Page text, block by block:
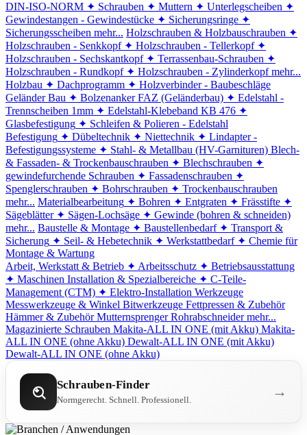
DIN-ISO-NORM ✦ Schrauben ✦ Muttern ✦ Unterlegscheiben ✦
Gewindestangen - Gewindestücke ✦ Sicherungsringe ✦
Sicherungsscheiben mehr... Holzschrauben & Holzbauschrauben ✦
Holzschrauben - Senkkopf ✦ Holzschrauben - Tellerkopf ✦
Holzschrauben - Sechskantkopf ✦ Terrassenbau-Schrauben ✦
Holzschrauben - Rundkopf ✦ Holzschrauben - Zylinderkopf mehr...
Holzbau ✦ Dachprogramm ✦ Holzverbinder - Baubeschläge
Geländer Bau ✦ Bolzenanker FAZ (Geländerbau) ✦ Edelstahl -
Trennscheiben 1mm ✦ Edelstahl-Klebeband KB 476 ✦
Glasbefestigung ✦ Schleifen & Polieren - Edelstahl
Befestigung ✦ Dübeltechnik ✦ Niettechnik ✦ Lindapter -
Befestigungssysteme ✦ Stahl- & Metallbau (HV-Garnituren) Blech-
& Fassaden- & Trockenbauschrauben ✦ Blechschrauben ✦
gewindefurchende Schrauben ✦ Fassadenschrauben ✦
Spenglerschrauben ✦ Bohrschrauben ✦ Trockenbauschrauben
mehr... Materialbearbeitung ✦ Bohren ✦ Entgraten ✦ Frässtifte ✦
Sägeblätter ✦ Sägen-Lochsäge ✦ Gewinde (bohren & schneiden)
mehr... Baustelle & Montage ✦ Baustellenbedarf ✦ Transport &
Sicherung ✦ Seil- & Hebetechnik ✦ Werkstattbedarf ✦ Chemie für
Montage & Wartung
Arbeit, Werkstatt & Betrieb ✦ Arbeitsschutz ✦ Betriebsausstattung
✦ Maschinen Installation & Spezialbereiche ✦ C-Teile-
Management (CTM) ✦ Elektro-Installation Werkzeuge
Messwerkzeuge & Winkel Bitwerkzeuge Fettpressen & Zubehör
Hämmer & Zubehör Mutternsprenger Rohrabschneider mehr...
Magazinierte Schrauben Makita-ALL IN ONE (mit Akku) Makita-
ALL IN ONE (ohne Akku) Dewalt-ALL IN ONE (mit Akku)
Dewalt-ALL IN ONE (ohne Akku)
Schrauben-Finder
Normgerecht. Schnell. Professionell. →